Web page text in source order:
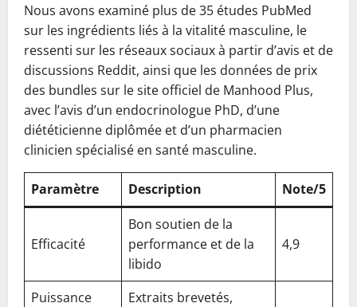
Nous avons examiné plus de 35 études PubMed
sur les ingrédients liés à la vitalité masculine, le
ressenti sur les réseaux sociaux à partir d’avis et de
discussions Reddit, ainsi que les données de prix
des bundles sur le site officiel de Manhood Plus,
avec l’avis d’un endocrinologue PhD, d’une
diététicienne diplômée et d’un pharmacien
clinicien spécialisé en santé masculine.
Paramètre Description Note/5
Efficacité
Bon soutien de la
performance et de la
libido
4,9
Puissance
Extraits brevetés,